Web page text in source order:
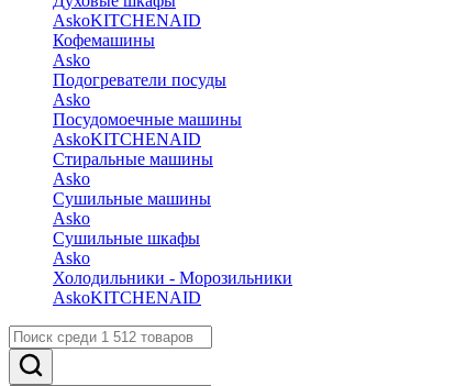
AskoKITCHENAID
Кофемашины
Asko
Подогреватели посуды
Asko
Посудомоечные машины
AskoKITCHENAID
Стиральные машины
Asko
Сушильные машины
Asko
Сушильные шкафы
Asko
Холодильники - Морозильники
AskoKITCHENAID